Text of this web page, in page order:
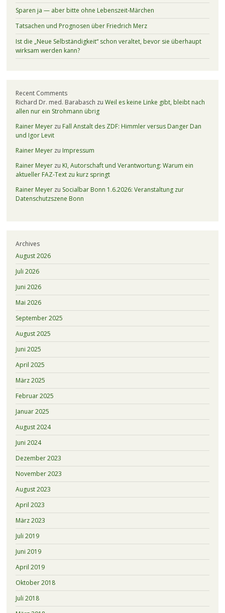
Sparen ja — aber bitte ohne Lebenszeit-Märchen
Tatsachen und Prognosen über Friedrich Merz
Ist die „Neue Selbständigkeit“ schon veraltet, bevor sie überhaupt
wirksam werden kann?
Recent Comments
Richard Dr. med. Barabasch zu Weil es keine Linke gibt, bleibt nach
allen nur ein Strohmann übrig
Rainer Meyerzu Fall Anstalt des ZDF: Himmler versus Danger Dan
und Igor Levit
Rainer Meyerzu Impressum
Rainer Meyerzu KI, Autorschaft und Verantwortung: Warum ein
aktueller FAZ-Text zu kurz springt
Rainer Meyerzu Socialbar Bonn 1.6.2026: Veranstaltung zur
Datenschutzszene Bonn
Archives
August 2026
Juli 2026
Juni 2026
Mai 2026
September 2025
August 2025
Juni 2025
April 2025
März 2025
Februar 2025
Januar 2025
August 2024
Juni 2024
Dezember 2023
November 2023
August 2023
April 2023
März 2023
Juli 2019
Juni 2019
April 2019
Oktober 2018
Juli 2018